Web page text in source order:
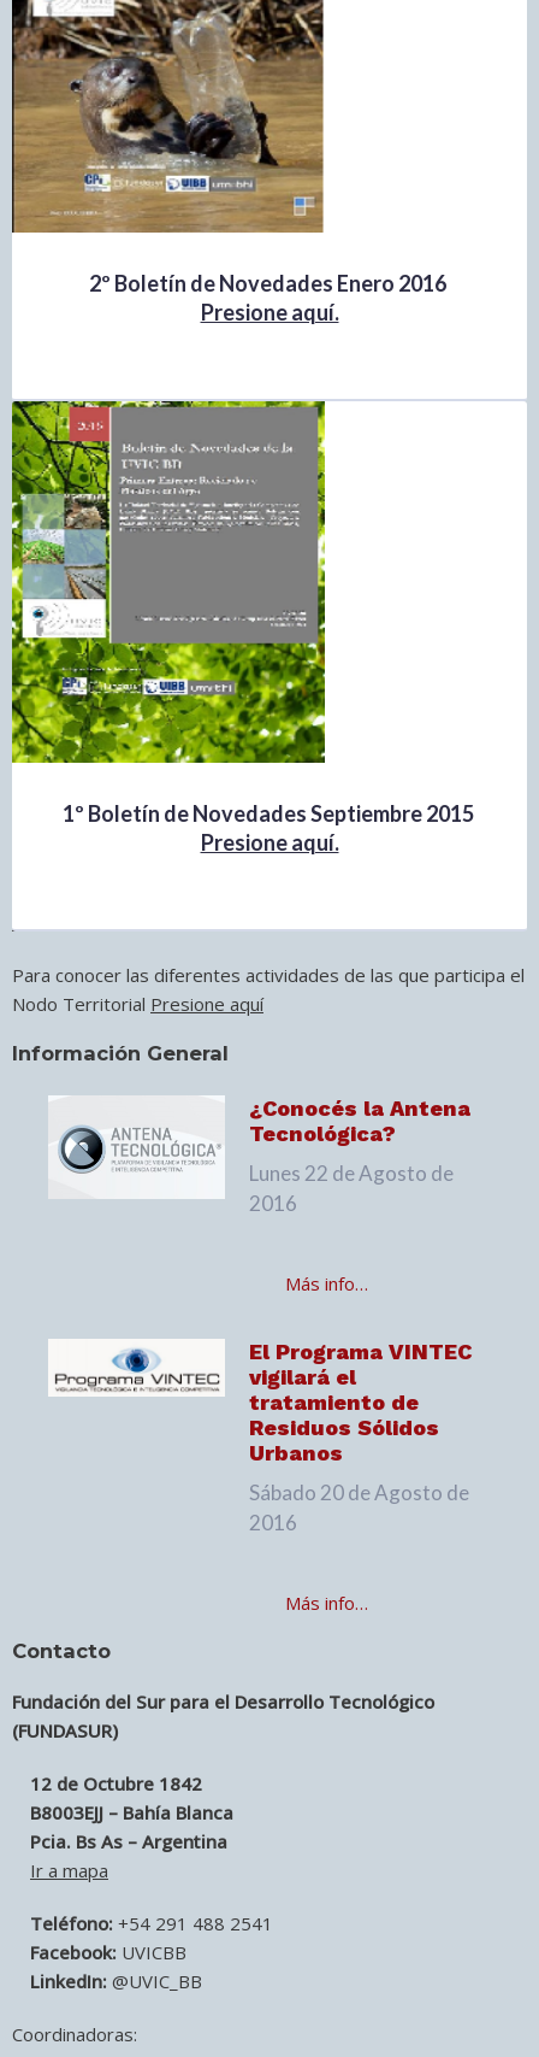
2º Boletín de Novedades Enero 2016
Presione aquí.
1º Boletín de Novedades Septiembre 2015
Presione aquí.
Actividad Institucional
Para conocer las diferentes actividades de las que participa el
Nodo Territorial Presione aquí
Información General
¿Conocés la Antena
Tecnológica?
Lunes 22 de Agosto de
2016
Más info…
El Programa VINTEC
vigilará el
tratamiento de
Residuos Sólidos
Urbanos
Sábado 20 de Agosto de
2016
Más info…
Contacto
Fundación del Sur para el Desarrollo Tecnológico
(FUNDASUR)
12 de Octubre 1842
B8003EJJ – Bahía Blanca
Pcia. Bs As – Argentina
Ir a mapa
Teléfono: +54 291 488 2541
Facebook: UVICBB
LinkedIn: @UVIC_BB
Coordinadoras: